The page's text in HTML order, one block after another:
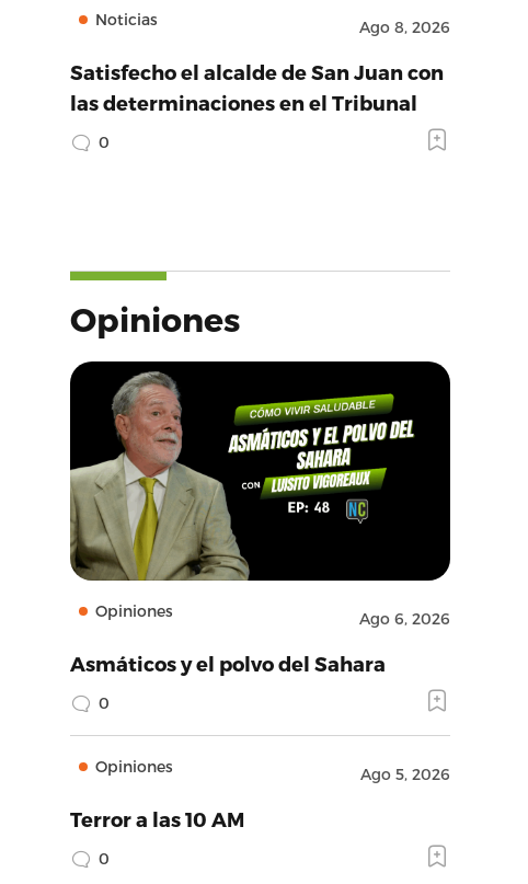
Noticias Ago 8, 2026
Satisfecho el alcalde de San Juan con
las determinaciones en el Tribunal
0
Opiniones
Opiniones Ago 6, 2026
Asmáticos y el polvo del Sahara
0
Opiniones Ago 5, 2026
Terror a las 10 AM
0